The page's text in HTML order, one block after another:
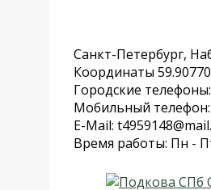
Санкт-Петербург,
Координаты
Городские
Мобильный телефон:
E-Mail:
Время работы: Пн -